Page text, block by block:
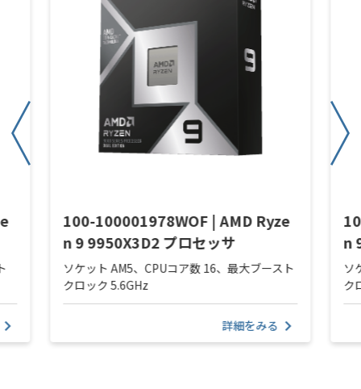
100-100001978WOF | AMD Ryze
n 9 9950X3D2 プロセッサ
ソケット AM5、CPUコア数 16、最大ブースト
クロック 5.6GHz
詳細をみる
n
ソ
ク